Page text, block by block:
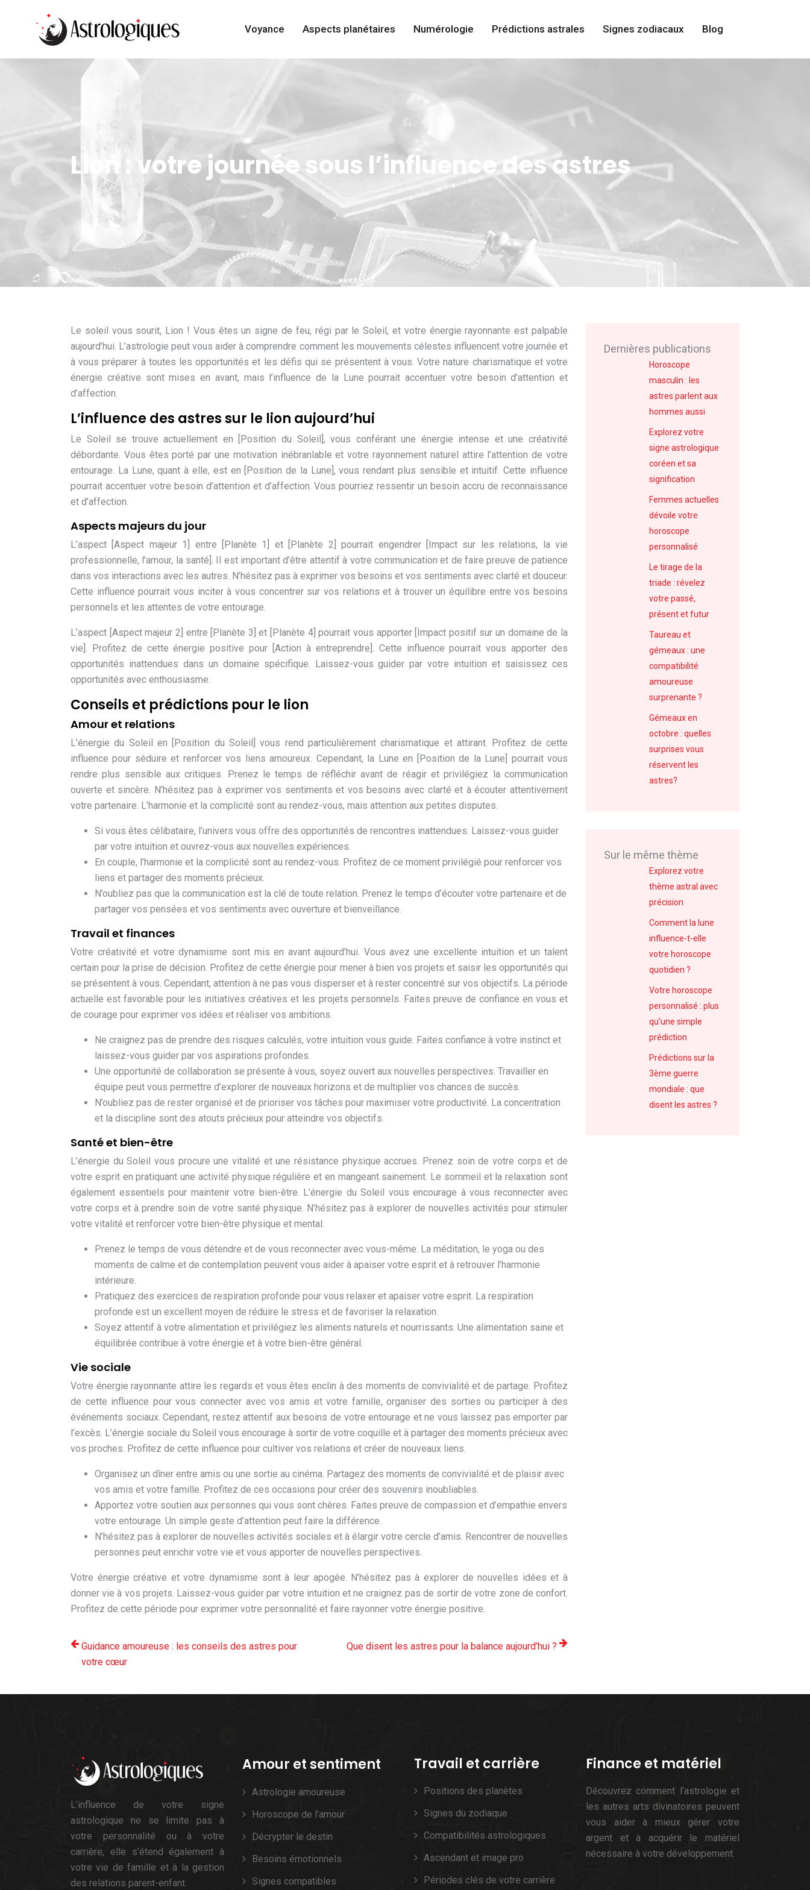
Voyance Aspects planétaires Numérologie Prédictions astrales Signes zodiacaux Blog
Lion : votre journée sous l’influence des astres
Le soleil vous sourit, Lion ! Vous êtes un signe de feu, régi par le Soleil, et votre énergie rayonnante est palpable
aujourd’hui. L’astrologie peut vous aider à comprendre comment les mouvements célestes influencent votre journée et
à vous préparer à toutes les opportunités et les défis qui se présentent à vous. Votre nature charismatique et votre
énergie créative sont mises en avant, mais l’influence de la Lune pourrait accentuer votre besoin d’attention et
d’affection.
L’influence des astres sur le lion aujourd’hui
Le Soleil se trouve actuellement en [Position du Soleil], vous conférant une énergie intense et une créativité
débordante. Vous êtes porté par une motivation inébranlable et votre rayonnement naturel attire l’attention de votre
entourage. La Lune, quant à elle, est en [Position de la Lune], vous rendant plus sensible et intuitif. Cette influence
pourrait accentuer votre besoin d’attention et d’affection. Vous pourriez ressentir un besoin accru de reconnaissance
et d’affection.
Aspects majeurs du jour
L’aspect [Aspect majeur 1] entre [Planète 1] et [Planète 2] pourrait engendrer [Impact sur les relations, la vie
professionnelle, l’amour, la santé]. Il est important d’être attentif à votre communication et de faire preuve de patience
dans vos interactions avec les autres. N’hésitez pas à exprimer vos besoins et vos sentiments avec clarté et douceur.
Cette influence pourrait vous inciter à vous concentrer sur vos relations et à trouver un équilibre entre vos besoins
personnels et les attentes de votre entourage.
L’aspect [Aspect majeur 2] entre [Planète 3] et [Planète 4] pourrait vous apporter [Impact positif sur un domaine de la
vie]. Profitez de cette énergie positive pour [Action à entreprendre]. Cette influence pourrait vous apporter des
opportunités inattendues dans un domaine spécifique. Laissez-vous guider par votre intuition et saisissez ces
opportunités avec enthousiasme.
Conseils et prédictions pour le lion
Amour et relations
L’énergie du Soleil en [Position du Soleil] vous rend particulièrement charismatique et attirant. Profitez de cette
influence pour séduire et renforcer vos liens amoureux. Cependant, la Lune en [Position de la Lune] pourrait vous
rendre plus sensible aux critiques. Prenez le temps de réfléchir avant de réagir et privilégiez la communication
ouverte et sincère. N’hésitez pas à exprimer vos sentiments et vos besoins avec clarté et à écouter attentivement
votre partenaire. L’harmonie et la complicité sont au rendez-vous, mais attention aux petites disputes.
Si vous êtes célibataire, l’univers vous offre des opportunités de rencontres inattendues. Laissez-vous guider
par votre intuition et ouvrez-vous aux nouvelles expériences.
En couple, l’harmonie et la complicité sont au rendez-vous. Profitez de ce moment privilégié pour renforcer vos
liens et partager des moments précieux.
N’oubliez pas que la communication est la clé de toute relation. Prenez le temps d’écouter votre partenaire et de
partager vos pensées et vos sentiments avec ouverture et bienveillance.
Travail et finances
Votre créativité et votre dynamisme sont mis en avant aujourd’hui. Vous avez une excellente intuition et un talent
certain pour la prise de décision. Profitez de cette énergie pour mener à bien vos projets et saisir les opportunités qui
se présentent à vous. Cependant, attention à ne pas vous disperser et à rester concentré sur vos objectifs. La période
actuelle est favorable pour les initiatives créatives et les projets personnels. Faites preuve de confiance en vous et
de courage pour exprimer vos idées et réaliser vos ambitions.
Ne craignez pas de prendre des risques calculés, votre intuition vous guide. Faites confiance à votre instinct et
laissez-vous guider par vos aspirations profondes.
Une opportunité de collaboration se présente à vous, soyez ouvert aux nouvelles perspectives. Travailler en
équipe peut vous permettre d’explorer de nouveaux horizons et de multiplier vos chances de succès.
N’oubliez pas de rester organisé et de prioriser vos tâches pour maximiser votre productivité. La concentration
et la discipline sont des atouts précieux pour atteindre vos objectifs.
Santé et bien-être
L’énergie du Soleil vous procure une vitalité et une résistance physique accrues. Prenez soin de votre corps et de
votre esprit en pratiquant une activité physique régulière et en mangeant sainement. Le sommeil et la relaxation sont
également essentiels pour maintenir votre bien-être. L’énergie du Soleil vous encourage à vous reconnecter avec
votre corps et à prendre soin de votre santé physique. N’hésitez pas à explorer de nouvelles activités pour stimuler
votre vitalité et renforcer votre bien-être physique et mental.
Prenez le temps de vous détendre et de vous reconnecter avec vous-même. La méditation, le yoga ou des
moments de calme et de contemplation peuvent vous aider à apaiser votre esprit et à retrouver l’harmonie
intérieure.
Pratiquez des exercices de respiration profonde pour vous relaxer et apaiser votre esprit. La respiration
profonde est un excellent moyen de réduire le stress et de favoriser la relaxation.
Soyez attentif à votre alimentation et privilégiez les aliments naturels et nourrissants. Une alimentation saine et
équilibrée contribue à votre énergie et à votre bien-être général.
Vie sociale
Votre énergie rayonnante attire les regards et vous êtes enclin à des moments de convivialité et de partage. Profitez
de cette influence pour vous connecter avec vos amis et votre famille, organiser des sorties ou participer à des
événements sociaux. Cependant, restez attentif aux besoins de votre entourage et ne vous laissez pas emporter par
l’excès. L’énergie sociale du Soleil vous encourage à sortir de votre coquille et à partager des moments précieux avec
vos proches. Profitez de cette influence pour cultiver vos relations et créer de nouveaux liens.
Organisez un dîner entre amis ou une sortie au cinéma. Partagez des moments de convivialité et de plaisir avec
vos amis et votre famille. Profitez de ces occasions pour créer des souvenirs inoubliables.
Apportez votre soutien aux personnes qui vous sont chères. Faites preuve de compassion et d’empathie envers
votre entourage. Un simple geste d’attention peut faire la différence.
N’hésitez pas à explorer de nouvelles activités sociales et à élargir votre cercle d’amis. Rencontrer de nouvelles
personnes peut enrichir votre vie et vous apporter de nouvelles perspectives.
Votre énergie créative et votre dynamisme sont à leur apogée. N’hésitez pas à explorer de nouvelles idées et à
donner vie à vos projets. Laissez-vous guider par votre intuition et ne craignez pas de sortir de votre zone de confort.
Profitez de cette période pour exprimer votre personnalité et faire rayonner votre énergie positive.
Guidance amoureuse : les conseils des astres pour
votre cœur
Que disent les astres pour la balance aujourd’hui ?
Dernières publications
Horoscope
masculin : les
astres parlent aux
hommes aussi
Explorez votre
signe astrologique
coréen et sa
signification
Femmes actuelles
dévoile votre
horoscope
personnalisé
Le tirage de la
triade : révelez
votre passé,
présent et futur
Taureau et
gémeaux : une
compatibilité
amoureuse
surprenante ?
Gémeaux en
octobre : quelles
surprises vous
réservent les
astres?
Sur le même thème
Explorez votre
thème astral avec
précision
Comment la lune
influence-t-elle
votre horoscope
quotidien ?
Votre horoscope
personnalisé : plus
qu’une simple
prédiction
Prédictions sur la
3ème guerre
mondiale : que
disent les astres ?
L’influence de votre signe
astrologique ne se limite pas à
votre personnalité ou à votre
carrière, elle s’étend également à
votre vie de famille et à la gestion
des relations parent-enfant.
Amour et sentiment
Astrologie amoureuse
Horoscope de l’amour
Décrypter le destin
Besoins émotionnels
Signes compatibles
Travail et carrière
Positions des planètes
Signes du zodiaque
Compatibilités astrologiques
Ascendant et image pro
Périodes clés de votre carrière
Finance et matériel
Découvrez comment l'astrologie et
les autres arts divinatoires peuvent
vous aider à mieux gérer votre
argent et à acquérir le matériel
nécessaire à votre développement.